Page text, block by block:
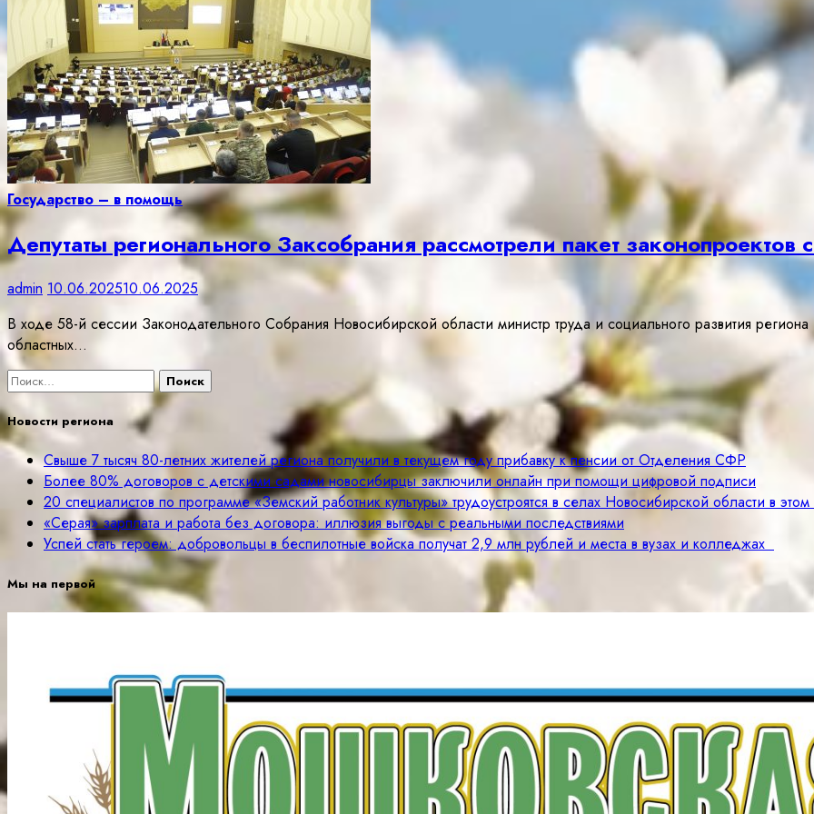
Государство – в помощь
Депутаты регионального Заксобрания рассмотрели пакет законопроектов
admin 10.06.202510.06.2025
В ходе 58-й сессии Законодательного Собрания Новосибирской области министр труда и социального развития
областных…
Найти:
Новости региона
Свыше 7 тысяч 80-летних жителей региона получили в текущем году прибавку к пенсии от Отделения СФР
Более 80% договоров с детскими садами новосибирцы заключили онлайн при помощи цифровой подписи
20 специалистов по программе «Земский работник культуры» трудоустроятся в селах Новосибирской области в этом
«Серая» зарплата и работа без договора: иллюзия выгоды с реальными последствиями
Успей стать героем: добровольцы в беспилотные войска получат 2,9 млн рублей и места в вузах и колледжах
Мы на первой